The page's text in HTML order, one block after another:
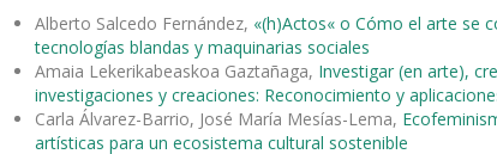
Alberto Salcedo Fernández, «(h)Actos« o Cómo el arte se
tecnologías blandas y maquinarias sociales
Amaia Lekerikabeaskoa Gaztañaga, Investigar (en arte),
investigaciones y creaciones: Reconocimiento y
Carla Álvarez-Barrio, José María Mesías-Lema,
artísticas para un ecosistema cultural sostenible